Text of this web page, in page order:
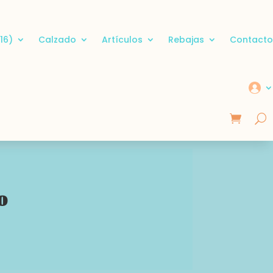
Calzado Artículos Rebajas Contacto